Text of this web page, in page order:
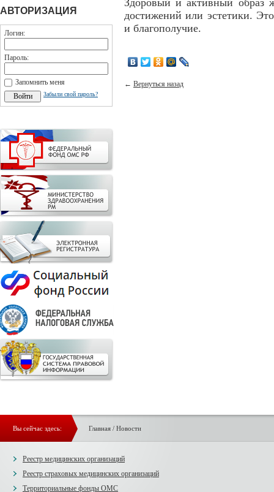
АВТОРИЗАЦИЯ
Логин:
Пароль:
Запомнить меня
Забыли свой пароль?
Здоровый и активный образ
достижений или эстетики.
и благополучие.
← Вернуться назад
Вы сейчас здесь: Главная/ Новости
Реестр медицинских организаций
Реестр страховых медицинских организаций
Территориальные фонды ОМС